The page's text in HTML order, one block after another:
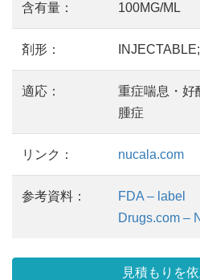
含有量： 100MG/ML
剤形：
適応：
重症喘息・好
腫症
リンク： nucala.com
参考資料：
FDA – label
Drugs.com –
見積もりを